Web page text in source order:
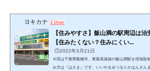
ヨキカナ 1 User
【住みやすさ】飯山満の駅周辺は治
【住みたくない？住みにくい...
🕒️2022年3月21日
今回は千葉県船橋市、東葉高速線の飯山満駅を現地取
み方は『はさま』です。いいやまみつるとかはんざんまんで